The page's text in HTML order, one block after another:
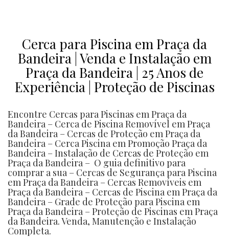
Cerca para Piscina em Praça da
Bandeira | Venda e Instalação em
Praça da Bandeira | 25 Anos de
Experiência | Proteção de Piscinas
Encontre Cercas para Piscinas em Praça da
Bandeira – Cerca de Piscina Removível em Praça
da Bandeira – Cercas de Proteção em Praça da
Bandeira – Cerca Piscina em Promoção Praça da
Bandeira – Instalação de Cercas de Proteção em
Praça da Bandeira – O guia definitivo para
comprar a sua – Cercas de Segurança para Piscina
em Praça da Bandeira – Cercas Removíveis em
Praça da Bandeira – Cercas de Piscina em Praça da
Bandeira – Grade de Proteção para Piscina em
Praça da Bandeira – Proteção de Piscinas em Praça
da Bandeira. Venda, Manutenção e Instalação
Completa.